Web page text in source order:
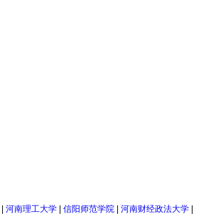
河南理工大学 信阳师范学院 河南财经政法大学